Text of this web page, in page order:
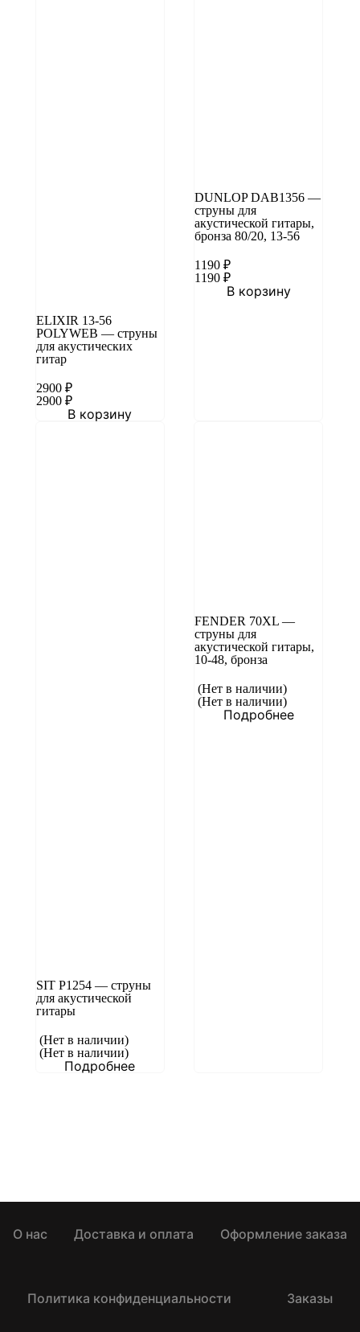
ELIXIR 13-56
POLYWEB — струны
для акустических
гитар
2900 ₽
2900 ₽
В корзину
DUNLOP DAB1356 —
струны для
акустической гитары,
бронза 80/20, 13-56
1190 ₽
1190 ₽
В корзину
SIT P1254 — струны
для акустической
гитары
(Нет в наличии)
(Нет в наличии)
Подробнее
FENDER 70XL —
струны для
акустической гитары,
10-48, бронза
(Нет в наличии)
(Нет в наличии)
Подробнее
О нас Доставка и оплата Оформление заказа
Политика конфиденциальности Заказы